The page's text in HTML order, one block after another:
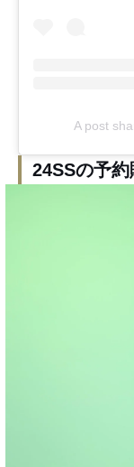
A post
24SSの予